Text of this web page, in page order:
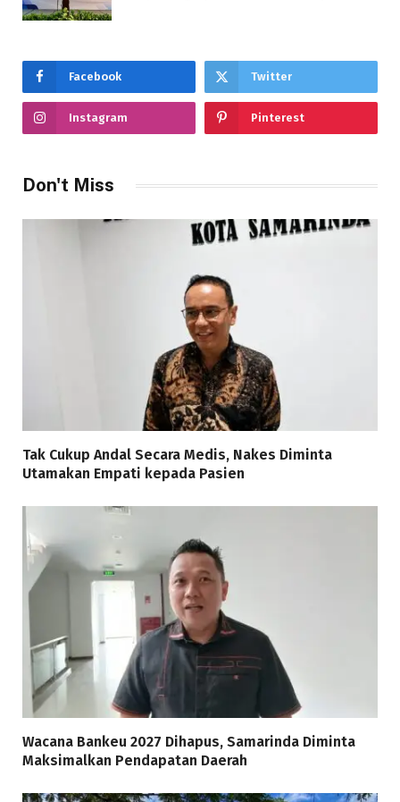
Facebook Twitter
Instagram Pinterest
Don't Miss
Tak Cukup Andal Secara Medis, Nakes Diminta
Utamakan Empati kepada Pasien
Wacana Bankeu 2027 Dihapus, Samarinda Diminta
Maksimalkan Pendapatan Daerah